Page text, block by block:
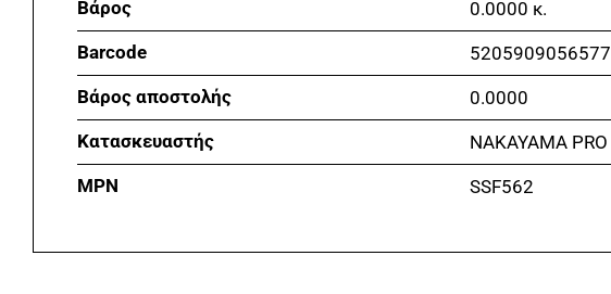
Βάρος
0.0000 κ.
Barcode
5205909056577
Βάρος αποστολής
0.0000
Κατασκευαστής
NAKAYAMA PRO
MPN
SSF562